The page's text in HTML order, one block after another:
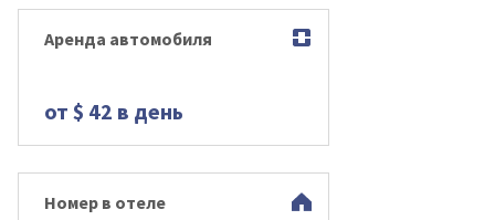
Аренда автомобиля
от $ 42 в день
Номер в отеле